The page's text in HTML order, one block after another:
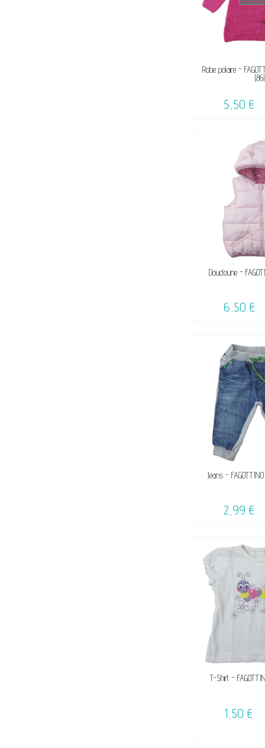
Robe polaire -
(86)
5,50 €
VENDU, VICTIME
Doudoune -
6,50 €
VENDU, VICTIME
Jeans -
2,99 €
T-Shirt -
1,50 €